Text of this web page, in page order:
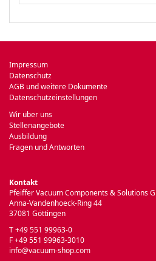
Impressum
Datenschutz
AGB und weitere Dokumente
Datenschutzeinstellungen
Wir über uns
Stellenangebote
Ausbildung
Fragen und Antworten
Kontakt
Pfeiffer Vacuum Components & Solutions
Anna-Vandenhoeck-Ring 44
37081 Göttingen
T +49 551 99963-0
F +49 551 99963-3010
info@vacuum-shop.com